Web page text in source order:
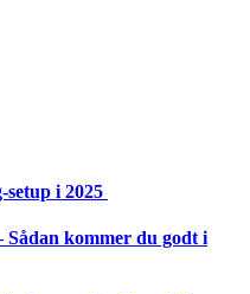
setup i 2025
kommer du godt i